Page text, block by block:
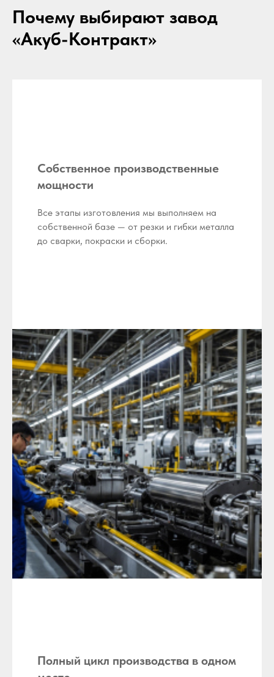
Почему выбирают завод
«Акуб-Контракт»
Собственное производственные
мощности
Все этапы изготовления мы выполняем на
собственной базе — от резки и гибки металла
до сварки, покраски и сборки.
Полный цикл производства в одном